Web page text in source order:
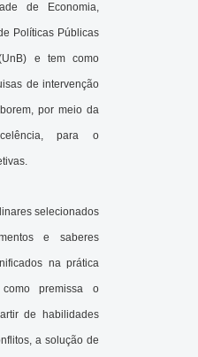
de Economia,
Políticas Públicas
e tem como
de intervenção
por meio da
para o
selecionados
e saberes
na prática
premissa o
de habilidades
a solução de